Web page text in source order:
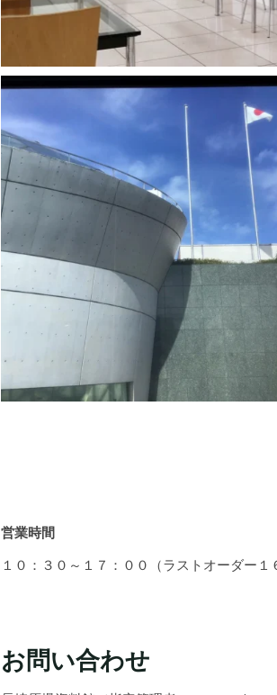
営業時間
１０：３０～１７：００（ラストオーダー１
お問い合わせ